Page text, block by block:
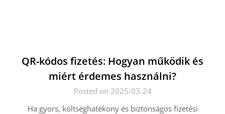
QR-kódos fizetés: Hogyan működik és
miért érdemes használni?
Posted on 2025-03-24
Ha gyors, költséghatékony és biztonságos fizetési